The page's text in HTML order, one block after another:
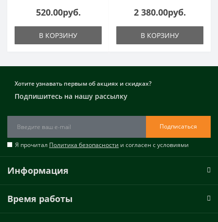
520.00руб.
В КОРЗИНУ
2 380.00руб.
В КОРЗИНУ
Хотите узнавать первым об акциях и скидках?
Подпишитесь на нашу рассылку
Подписаться
Я прочитал Политика безопасности и согласен с условиями
Информация
Время работы